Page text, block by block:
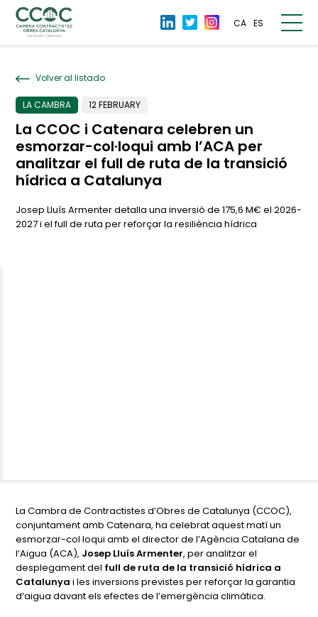
CA ES
Volver al listado
LA CAMBRA 12 FEBRUARY
La CCOC i Catenara celebren un
esmorzar-col·loqui amb l’ACA per
analitzar el full de ruta de la transició
hídrica a Catalunya
Josep Lluís Armenter detalla una inversió de 175,6 M€ el 2026-
2027 i el full de ruta per reforçar la resiliència hídrica
La Cambra de Contractistes d’Obres de Catalunya (CCOC),
conjuntament amb Catenara, ha celebrat aquest matí un
esmorzar-col·loqui amb el director de l’Agència Catalana de
l’Aigua (ACA), Josep Lluís Armenter, per analitzar el
desplegament del full de ruta de la transició hídrica a
Catalunya i les inversions previstes per reforçar la garantia
d’aigua davant els efectes de l’emergència climàtica.